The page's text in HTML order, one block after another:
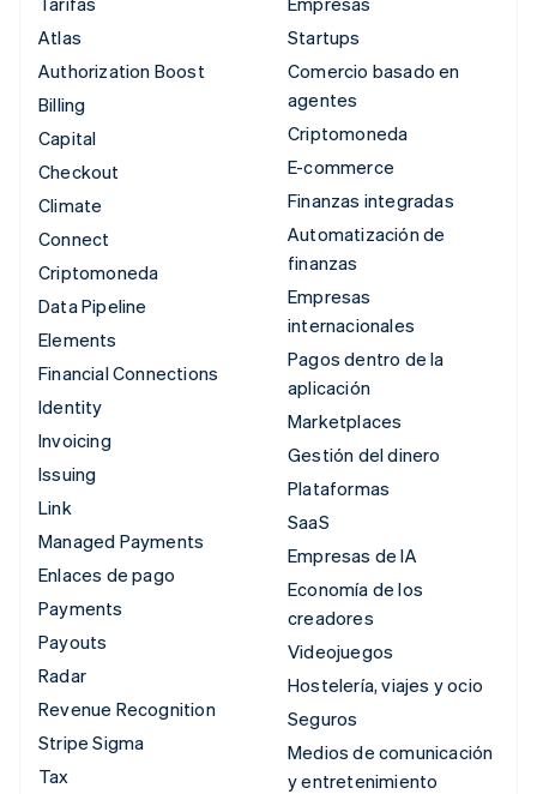
Atlas
Authorization Boost
Billing
Capital
Checkout
Climate
Connect
Criptomoneda
Data Pipeline
Elements
Financial Connections
Identity
Invoicing
Issuing
Link
Managed Payments
Enlaces de pago
Payments
Payouts
Radar
Revenue Recognition
Stripe Sigma
Tax
Startups
Comercio basado en
agentes
Criptomoneda
E-commerce
Finanzas integradas
Automatización de
finanzas
Empresas
internacionales
Pagos dentro de la
aplicación
Marketplaces
Gestión del dinero
Plataformas
SaaS
Empresas de IA
Economía de los
creadores
Videojuegos
Hostelería, viajes y ocio
Seguros
Medios de comunicación
y entretenimiento